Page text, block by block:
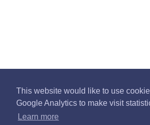
This website would like to use
Google Analytics to make visit
Learn more